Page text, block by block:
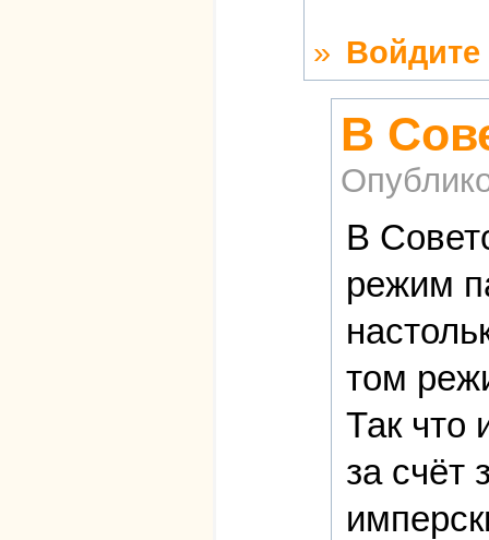
» Войдите
В
В
режим
том
Так что
за счёт